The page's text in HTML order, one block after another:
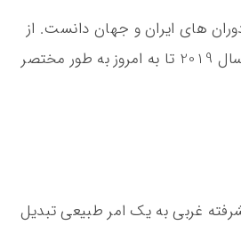
های ایران و جهان دانست. از
همین رو ما قصد داریم در این بخش به مهم ترین حواشی ها از سال 2019 تا به امروز به طور مختصر
غربی به یک امر طبیعی تبدیل